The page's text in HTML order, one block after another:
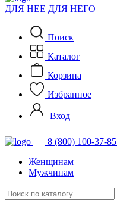
ДЛЯ НЕЕ ДЛЯ НЕГО
Поиск
Каталог
Корзина
Избранное
Вход
8 (800) 100-37-85
Женщинам
Мужчинам